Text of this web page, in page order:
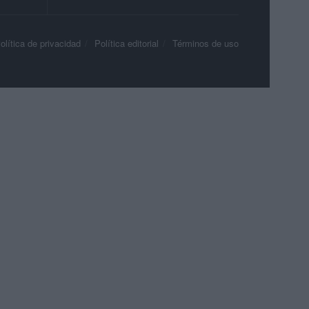
de privacidad Política editorial Términos de uso